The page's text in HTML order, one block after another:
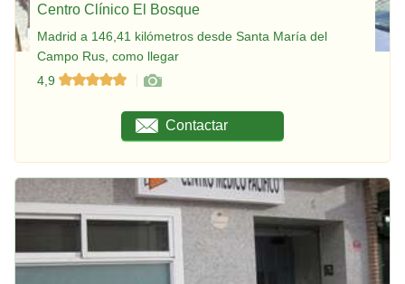
Centro Clínico El Bosque
Madrid a 146,41 kilómetros desde Santa María del
Campo Rus, como llegar
4,9
Contactar